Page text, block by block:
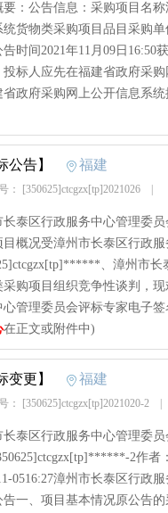
要：公告信息：采购项目名
统货物类采购项目品目采购
告时间2021年11月09日
投标人应先在福建省政府采
省政府采购网上公开信息系
公告】 福建
： [350625]ctcgzx[tp]2021026
长泰区行政服务中心管理委
目概况受漳州市长泰区行政
、漳州市长
采购项目组织竞争性谈判，
心管理委员会评标专家电子
在正文或附件中)
变更】 福建
： [350625]ctcgzx[tp]2021020-2
长泰区行政服务中心管理委
2作者
0516:27漳州市长泰区行政
告一、项目基本情况原公告